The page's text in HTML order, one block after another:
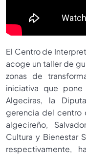
El Centro de
acoge un taller de
zonas de
iniciativa que
Algeciras, la
gerencia del centro
algecireño,
Cultura y Bienestar
respectivamente,